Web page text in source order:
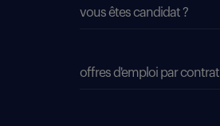
vous êtes candidat ?
offres d'emploi par contrat